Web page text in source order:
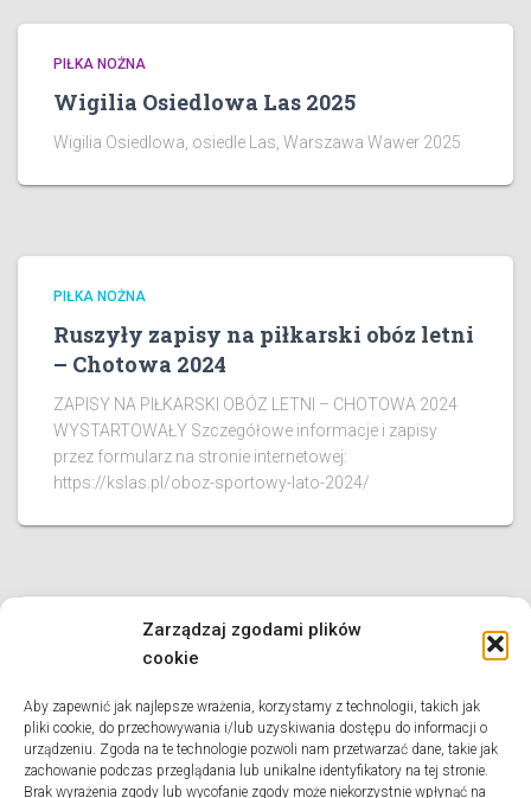
Zarządzaj zgodami plików
cookie
Aby zapewnić jak najlepsze wrażenia, korzystamy z technologii, takich jak
pliki cookie, do przechowywania i/lub uzyskiwania dostępu do informacji o
urządzeniu. Zgoda na te technologie pozwoli nam przetwarzać dane, takie jak
zachowanie podczas przeglądania lub unikalne identyfikatory na tej stronie.
Brak wyrażenia zgody lub wycofanie zgody może niekorzystnie wpłynąć na
PIŁKA NOŻNA
Wigilia Osiedlowa Las 2025
Wigilia Osiedlowa, osiedle Las, Warszawa Wawer 2025
PIŁKA NOŻNA
Ruszyły zapisy na piłkarski obóz letni
– Chotowa 2024
ZAPISY NA PIŁKARSKI OBÓZ LETNI – CHOTOWA 2024
WYSTARTOWAŁY Szczegółowe informacje i zapisy
przez formularz na stronie internetowej:
https://kslas.pl/oboz-sportowy-lato-2024/
PIŁKA NOŻNA
zawodników
Ruszamy z naborem do nowej drużyny 2018-2019!!!
Pierwsze zajęcia już w pierwszym tygodniu września